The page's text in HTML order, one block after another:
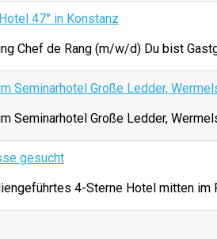
47° in Konstanz
Chef de Rang (m/w/d) Du bist
Seminarhotel Große Ledder,
Seminarhotel Große Ledder,
gesucht
4-Sterne Hotel mitten im